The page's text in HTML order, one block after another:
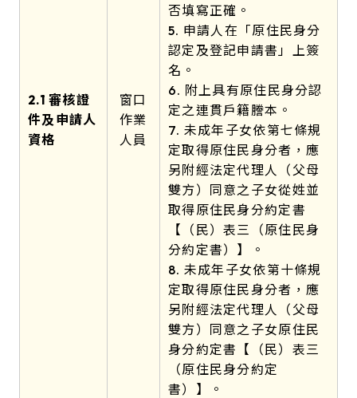
2.1 審核證
件及申請人
資格
窗口
作業
人員
否填寫正確。
5. 申請人在「原住民身分
認定及登記申請書」上簽
名。
6. 附上具有原住民身分認
定之連貫戶籍謄本。
7. 未成年子女依第七條規
定取得原住民身分者，應
另附經法定代理人（父母
雙方）同意之子女從姓並
取得原住民身分約定書
【（民）表三（原住民身
分約定書）】。
8. 未成年子女依第十條規
定取得原住民身分者，應
另附經法定代理人（父母
雙方）同意之子女原住民
身分約定書【（民）表三
（原住民身分約定
書）】。